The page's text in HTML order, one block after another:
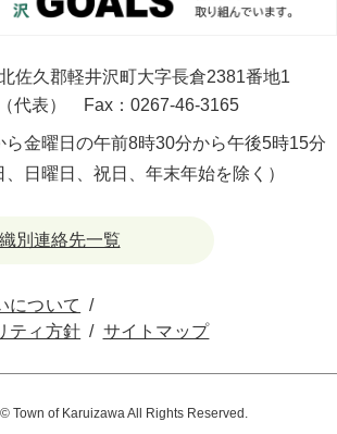
佐久郡軽井沢町大字長倉2381番地1
代表）
Fax：0267-46-3165
ら金曜日の午前8時30分から午後5時15分
、日曜日、祝日、年末年始を除く）
別連絡先一覧
について
ティ方針
サイトマップ
Town of Karuizawa All Rights Reserved.